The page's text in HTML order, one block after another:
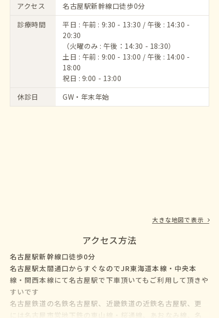
アクセス
名古屋駅新幹線口徒歩0分
診療時間
平日 : 午前 : 9:30 - 13:30 / 午後 : 14:30 -
20:30
（火曜のみ : 午後：14:30 - 18:30）
土日 : 午前 : 9:00 - 13:00 / 午後 : 14:00 -
18:00
祝日 : 9:00 - 13:00
休診日
GW・年末年始
大きな地図で表示
アクセス方法
名古屋駅新幹線口徒歩0分
名古屋駅太閤通口からすぐなのでJR東海道本線・中央本
線・関西本線にて名古屋駅で下車頂いてもご利用して頂きや
すいです
名古屋鉄道の名鉄名古屋駅、近畿鉄道の近鉄名古屋駅、更
には名古屋市営地下鉄の東山線・桜通線、あおなみ線、名